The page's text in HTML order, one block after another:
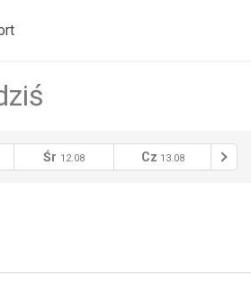
Śr 12.08 Cz 13.08